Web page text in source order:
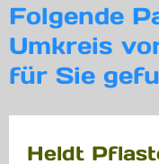
Folgende
Umkreis
für Sie
Heldt